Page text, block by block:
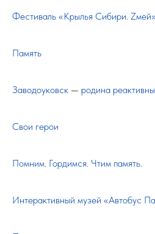
Фестиваль «Крылья Сибири. Zмей»
Память
Заводоуковск — родина
Свои герои
Помним. Гордимся. Чтим память.
Интерактивный музей «Автобус